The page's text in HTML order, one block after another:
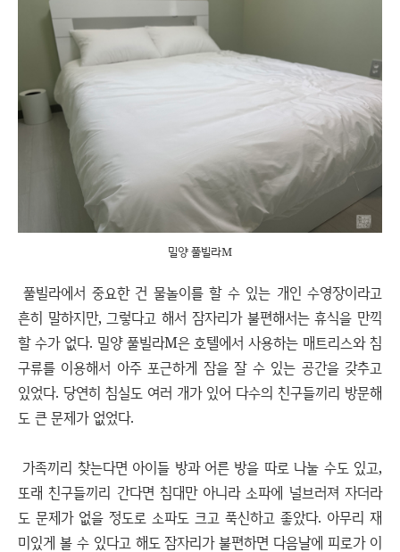
밀양 풀빌라M
풀빌라에서 중요한 건 물놀이를 할 수 있는 개인 수영장이라고
흔히 말하지만, 그렇다고 해서 잠자리가 불편해서는 휴식을 만끽
할 수가 없다. 밀양 풀빌라M은 호텔에서 사용하는 매트리스와 침
구류를 이용해서 아주 포근하게 잠을 잘 수 있는 공간을 갖추고
있었다. 당연히 침실도 여러 개가 있어 다수의 친구들끼리 방문해
도 큰 문제가 없었다.
가족끼리 찾는다면 아이들 방과 어른 방을 따로 나눌 수도 있고,
또래 친구들끼리 간다면 침대만 아니라 소파에 널브러져 자더라
도 문제가 없을 정도로 소파도 크고 푹신하고 좋았다. 아무리 재
미있게 볼 수 있다고 해도 잠자리가 불편하면 다음날에 피로가 이